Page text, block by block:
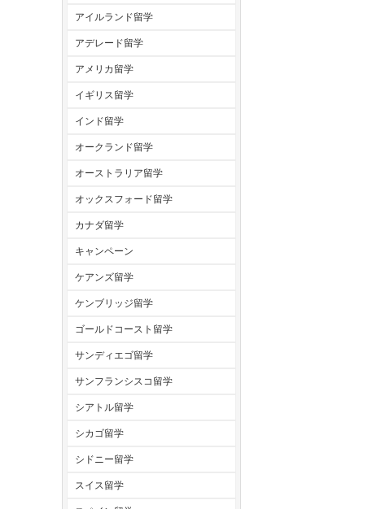
アイルランド留学
アデレード留学
アメリカ留学
イギリス留学
インド留学
オークランド留学
オーストラリア留学
オックスフォード留学
カナダ留学
キャンペーン
ケアンズ留学
ケンブリッジ留学
ゴールドコースト留学
サンディエゴ留学
サンフランシスコ留学
シアトル留学
シカゴ留学
シドニー留学
スイス留学